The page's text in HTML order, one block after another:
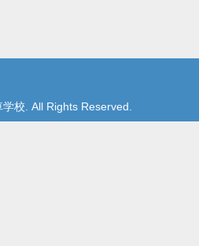
校. All Rights Reserved.